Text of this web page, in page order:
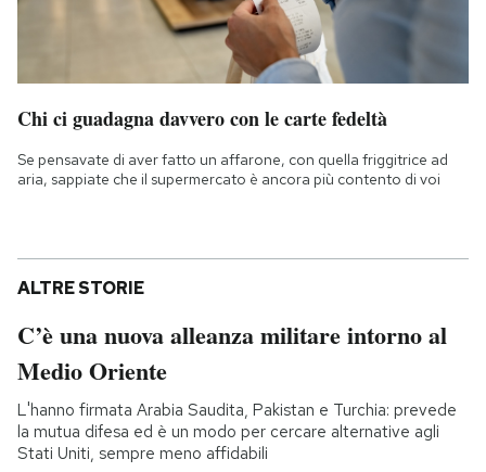
Chi ci guadagna davvero con le carte fedeltà
Se pensavate di aver fatto un affarone, con quella friggitrice ad
aria, sappiate che il supermercato è ancora più contento di voi
ALTRE STORIE
C’è una nuova alleanza militare intorno al
Medio Oriente
L'hanno firmata Arabia Saudita, Pakistan e Turchia: prevede
la mutua difesa ed è un modo per cercare alternative agli
Stati Uniti, sempre meno affidabili